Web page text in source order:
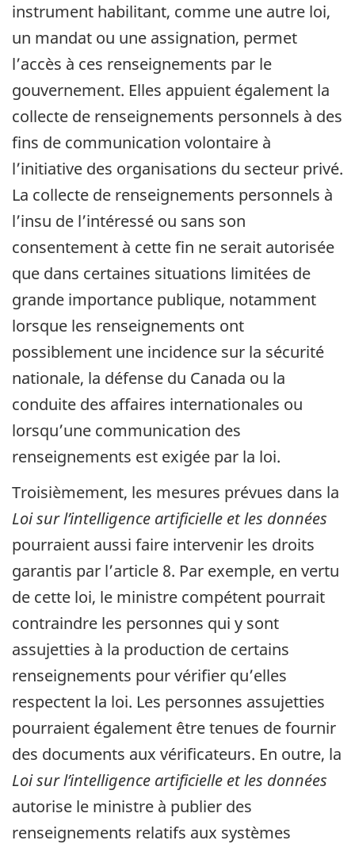
instrument habilitant, comme une autre loi,
un mandat ou une assignation, permet
l’accès à ces renseignements par le
gouvernement. Elles appuient également la
collecte de renseignements personnels à des
fins de communication volontaire à
l’initiative des organisations du secteur privé.
La collecte de renseignements personnels à
l’insu de l’intéressé ou sans son
consentement à cette fin ne serait autorisée
que dans certaines situations limitées de
grande importance publique, notamment
lorsque les renseignements ont
possiblement une incidence sur la sécurité
nationale, la défense du Canada ou la
conduite des affaires internationales ou
lorsqu’une communication des
renseignements est exigée par la loi.
Troisièmement, les mesures prévues dans la
Loi sur l’intelligence artificielle et les données
pourraient aussi faire intervenir les droits
garantis par l’article 8. Par exemple, en vertu
de cette loi, le ministre compétent pourrait
contraindre les personnes qui y sont
assujetties à la production de certains
renseignements pour vérifier qu’elles
respectent la loi. Les personnes assujetties
pourraient également être tenues de fournir
des documents aux vérificateurs. En outre, la
Loi sur l’intelligence artificielle et les données
autorise le ministre à publier des
renseignements relatifs aux systèmes